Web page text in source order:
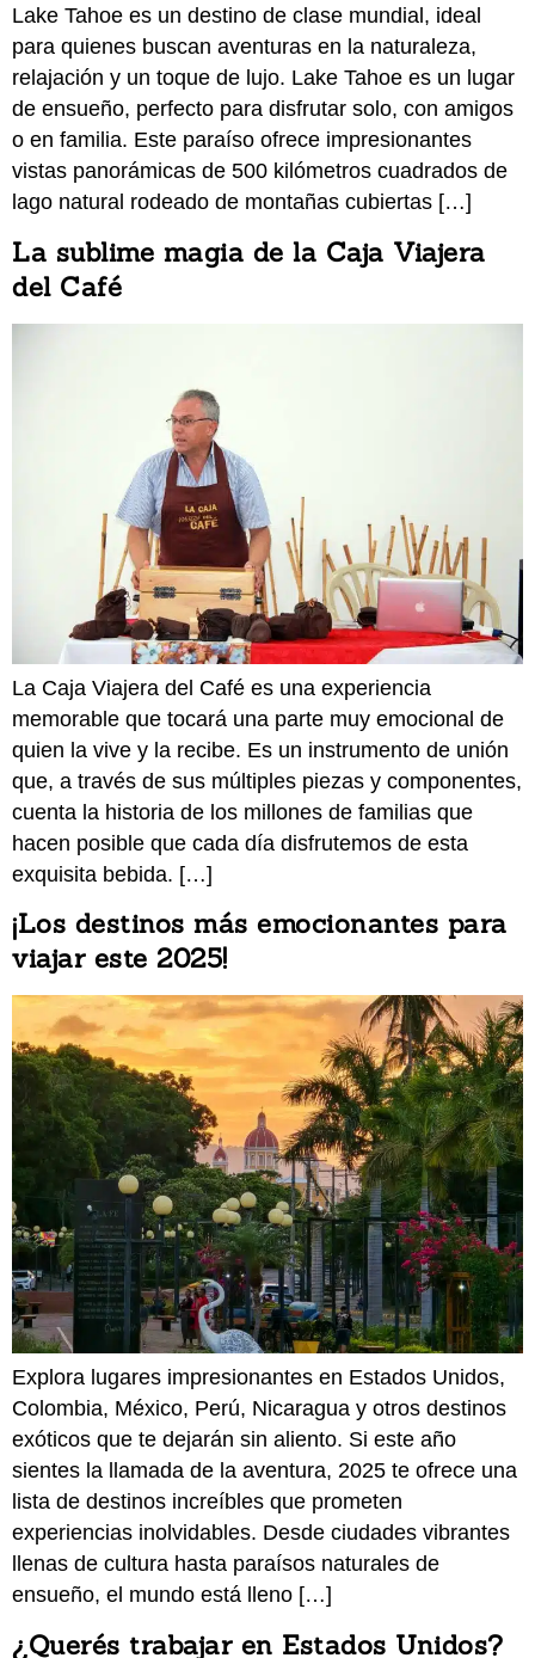
Lake Tahoe es un destino de clase mundial, ideal
para quienes buscan aventuras en la naturaleza,
relajación y un toque de lujo. Lake Tahoe es un lugar
de ensueño, perfecto para disfrutar solo, con amigos
o en familia. Este paraíso ofrece impresionantes
vistas panorámicas de 500 kilómetros cuadrados de
lago natural rodeado de montañas cubiertas […]
La sublime magia de la Caja Viajera
del Café
La Caja Viajera del Café es una experiencia
memorable que tocará una parte muy emocional de
quien la vive y la recibe. Es un instrumento de unión
que, a través de sus múltiples piezas y componentes,
cuenta la historia de los millones de familias que
hacen posible que cada día disfrutemos de esta
exquisita bebida. […]
¡Los destinos más emocionantes para
viajar este 2025!
Explora lugares impresionantes en Estados Unidos,
Colombia, México, Perú, Nicaragua y otros destinos
exóticos que te dejarán sin aliento. Si este año
sientes la llamada de la aventura, 2025 te ofrece una
lista de destinos increíbles que prometen
experiencias inolvidables. Desde ciudades vibrantes
llenas de cultura hasta paraísos naturales de
ensueño, el mundo está lleno […]
¿Querés trabajar en Estados Unidos?